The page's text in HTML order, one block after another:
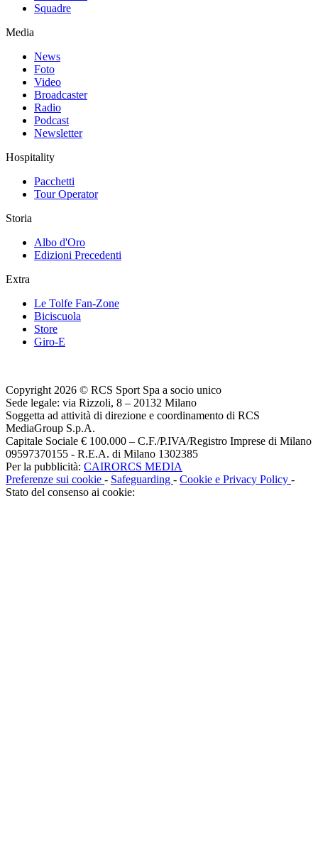
Squadre
Media
News
Foto
Video
Broadcaster
Radio
Podcast
Newsletter
Hospitality
Pacchetti
Tour Operator
Storia
Albo d'Oro
Edizioni Precedenti
Extra
Le Tolfe Fan-Zone
Biciscuola
Store
Giro-E
Copyright 2026 © RCS Sport Spa a socio unico
Sede legale: via Rizzoli, 8 – 20132 Milano
Soggetta ad attività di direzione e coordinamento di RCS
MediaGroup S.p.A.
Capitale Sociale € 100.000 – C.F./P.IVA/Registro Imprese di Milano
09597370155 - R.E.A. di Milano 1302385
Per la pubblicità: CAIRORCS MEDIA
Preferenze sui cookie - Safeguarding - Cookie e Privacy Policy -
Stato del consenso ai cookie: